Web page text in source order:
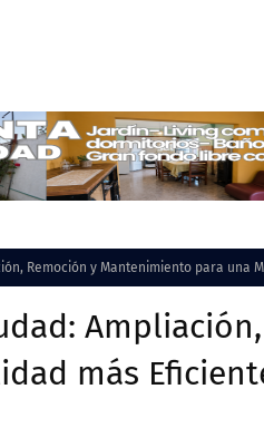
Remoción y Mantenimiento para una
más